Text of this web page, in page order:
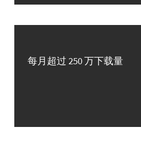
每月超过 250 万下载量